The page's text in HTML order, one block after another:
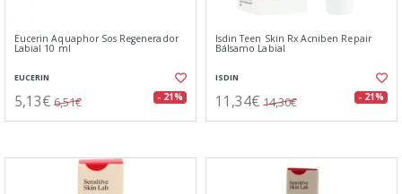
Eucerin Aquaphor Sos Regenerador
Labial 10 ml
EUCERIN
5,13€ 6,51€ - 21%
Isdin Teen Skin Rx Acniben Repair
Bálsamo Labial
ISDIN
11,34€ 14,30€ - 21%